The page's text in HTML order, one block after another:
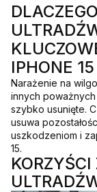
IPHONE 15
Narażenie na
innych
szybko usunięte.
usuwa
uszkodzeniom i
15.